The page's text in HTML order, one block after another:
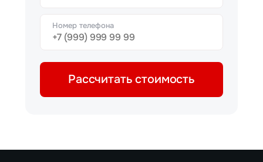
Номер телефона
Рассчитать стоимость